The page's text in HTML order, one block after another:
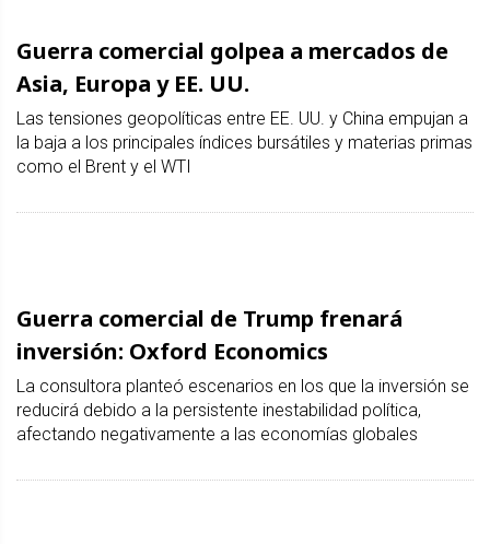
Guerra comercial golpea a mercados de
Asia, Europa y EE. UU.
Las tensiones geopolíticas entre EE. UU. y China empujan a
la baja a los principales índices bursátiles y materias primas
como el Brent y el WTI
Guerra comercial de Trump frenará
inversión: Oxford Economics
La consultora planteó escenarios en los que la inversión se
reducirá debido a la persistente inestabilidad política,
afectando negativamente a las economías globales